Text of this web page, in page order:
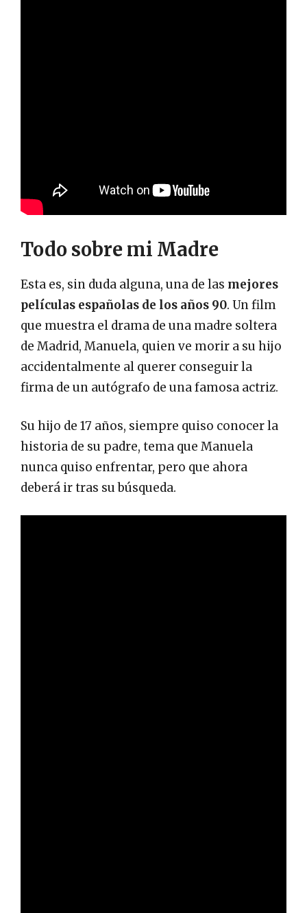
Todo sobre mi Madre
Esta es, sin duda alguna, una de las mejores
películas españolas de los años 90. Un film
que muestra el drama de una madre soltera
de Madrid, Manuela, quien ve morir a su hijo
accidentalmente al querer conseguir la
firma de un autógrafo de una famosa actriz.
Su hijo de 17 años, siempre quiso conocer la
historia de su padre, tema que Manuela
nunca quiso enfrentar, pero que ahora
deberá ir tras su búsqueda.